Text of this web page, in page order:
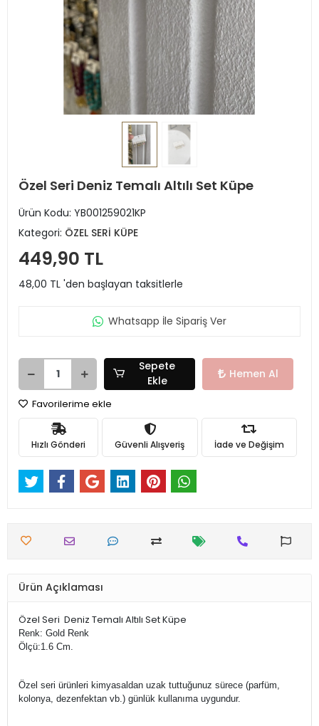
Özel Seri Deniz Temalı Altılı Set Küpe
Ürün Kodu: YB001259021KP
Kategori: ÖZEL SERİ KÜPE
449,90 TL
48,00 TL 'den başlayan taksitlerle
Whatsapp İle Sipariş Ver
Sepete
Ekle
Hemen Al
Favorilerime ekle
Hızlı Gönderi Güvenli Alışveriş İade ve Değişim
Ürün Açıklaması
Özel Seri Deniz Temalı Altılı Set Küpe
Renk: Gold Renk
Ölçü:1.6 Cm.
Özel seri ürünleri kimyasaldan uzak tuttuğunuz sürece (parfüm,
kolonya, dezenfektan vb.) günlük kullanıma uygundur.